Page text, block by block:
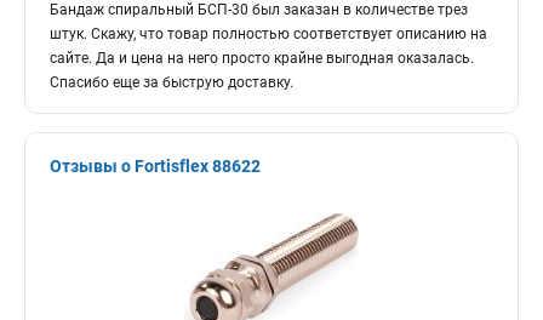
Бандаж спиральный БСП-30 был заказан в количестве трез
штук. Скажу, что товар полностью соответствует описанию на
сайте. Да и цена на него просто крайне выгодная оказалась.
Спасибо еще за быструю доставку.
Отзывы о Fortisflex 88622